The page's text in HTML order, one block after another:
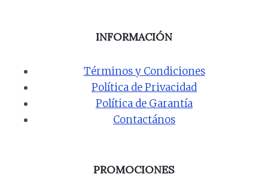
INFORMACIÓN
Términos y Condiciones
Política de Privacidad
Política de Garantía
Contactános
PROMOCIONES